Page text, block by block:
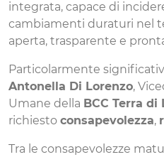
integrata, capace di
cambiamenti duraturi nel
aperta, trasparente e
Particolarmente
Antonella Di Lorenzo,
Umane della BCC Terra di
richiesto consapevolezza,
Tra le consapevolezze